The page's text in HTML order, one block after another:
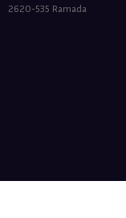
2620-535 Ramada